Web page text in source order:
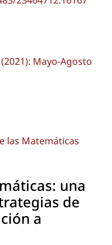
Mayo-Agosto
las Matemáticas
una
de
a